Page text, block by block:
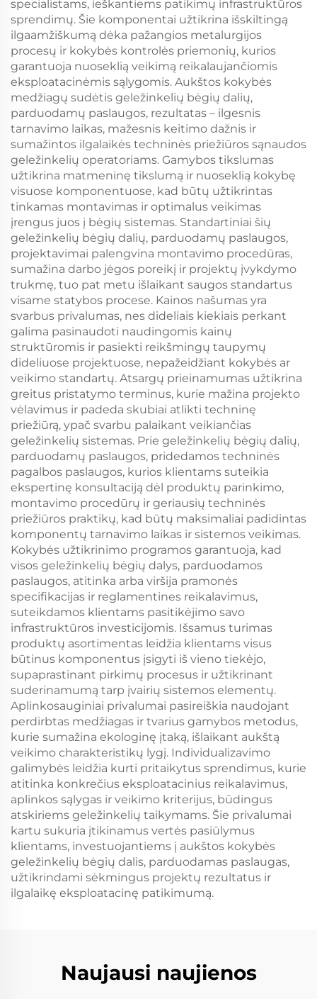
specialistams, ieškantiems patikimų infrastruktūros
sprendimų. Šie komponentai užtikrina išskiltingą
ilgaamžiškumą dėka pažangios metalurgijos
procesų ir kokybės kontrolės priemonių, kurios
garantuoja nuoseklią veikimą reikalaujančiomis
eksploatacinėmis sąlygomis. Aukštos kokybės
medžiagų sudėtis geležinkelių bėgių dalių,
parduodamų paslaugos, rezultatas – ilgesnis
tarnavimo laikas, mažesnis keitimo dažnis ir
sumažintos ilgalaikės techninės priežiūros sąnaudos
geležinkelių operatoriams. Gamybos tikslumas
užtikrina matmeninę tikslumą ir nuoseklią kokybę
visuose komponentuose, kad būtų užtikrintas
tinkamas montavimas ir optimalus veikimas
įrengus juos į bėgių sistemas. Standartiniai šių
geležinkelių bėgių dalių, parduodamų paslaugos,
projektavimai palengvina montavimo procedūras,
sumažina darbo jėgos poreikį ir projektų įvykdymo
trukmę, tuo pat metu išlaikant saugos standartus
visame statybos procese. Kainos našumas yra
svarbus privalumas, nes dideliais kiekiais perkant
galima pasinaudoti naudingomis kainų
struktūromis ir pasiekti reikšmingų taupymų
dideliuose projektuose, nepažeidžiant kokybės ar
veikimo standartų. Atsargų prieinamumas užtikrina
greitus pristatymo terminus, kurie mažina projekto
vėlavimus ir padeda skubiai atlikti techninę
priežiūrą, ypač svarbu palaikant veikiančias
geležinkelių sistemas. Prie geležinkelių bėgių dalių,
parduodamų paslaugos, pridedamos techninės
pagalbos paslaugos, kurios klientams suteikia
ekspertinę konsultaciją dėl produktų parinkimo,
montavimo procedūrų ir geriausių techninės
priežiūros praktikų, kad būtų maksimaliai padidintas
komponentų tarnavimo laikas ir sistemos veikimas.
Kokybės užtikrinimo programos garantuoja, kad
visos geležinkelių bėgių dalys, parduodamos
paslaugos, atitinka arba viršija pramonės
specifikacijas ir reglamentines reikalavimus,
suteikdamos klientams pasitikėjimo savo
infrastruktūros investicijomis. Išsamus turimas
produktų asortimentas leidžia klientams visus
būtinus komponentus įsigyti iš vieno tiekėjo,
supaprastinant pirkimų procesus ir užtikrinant
suderinamumą tarp įvairių sistemos elementų.
Aplinkosauginiai privalumai pasireiškia naudojant
perdirbtas medžiagas ir tvarius gamybos metodus,
kurie sumažina ekologinę įtaką, išlaikant aukštą
veikimo charakteristikų lygį. Individualizavimo
galimybės leidžia kurti pritaikytus sprendimus, kurie
atitinka konkrečius eksploatacinius reikalavimus,
aplinkos sąlygas ir veikimo kriterijus, būdingus
atskiriems geležinkelių taikymams. Šie privalumai
kartu sukuria įtikinamus vertės pasiūlymus
klientams, investuojantiems į aukštos kokybės
geležinkelių bėgių dalis, parduodamas paslaugas,
užtikrindami sėkmingus projektų rezultatus ir
ilgalaikę eksploatacinę patikimumą.
Naujausi naujienos